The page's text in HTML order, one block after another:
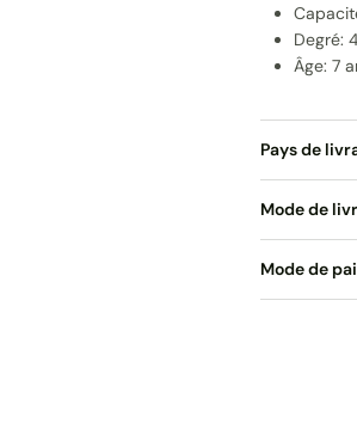
Degré:
Âge: 7
Pays de
Mode de
Mode de